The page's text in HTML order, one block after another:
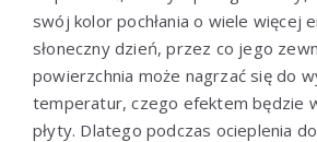
swój kolor pochłania o wiele więcej
słoneczny dzień, przez co jego
powierzchnia może nagrzać się do
temperatur, czego efektem będzie
płyty. Dlatego podczas ocieplenia